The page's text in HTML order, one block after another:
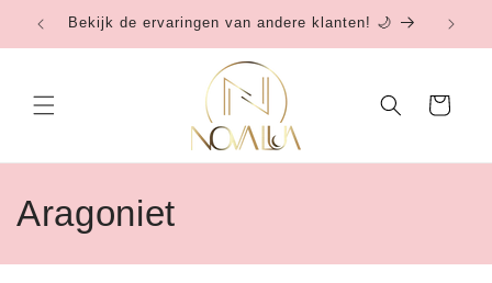
naar de
content
Bekijk de ervaringen van andere klanten! 🌙
Winkelwagen
C
o
Aragoniet